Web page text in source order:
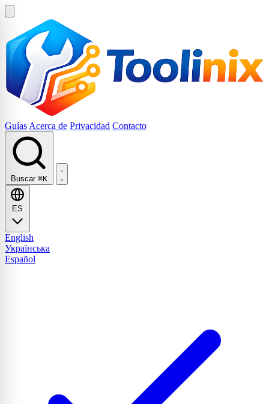
Guías Acerca de Privacidad Contacto
Buscar ⌘K
ES
English
Українська
Español